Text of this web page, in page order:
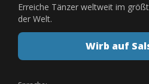
Erreiche Tänzer weltweit im
der Welt.
Wirb auf